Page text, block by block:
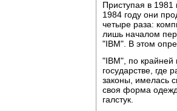
Приступая в 1981
1984 году они
четыре раза:
лишь началом
"IBM". В этом
"IBM", по
государстве, где
законы, имелась
своя форма
галстук.